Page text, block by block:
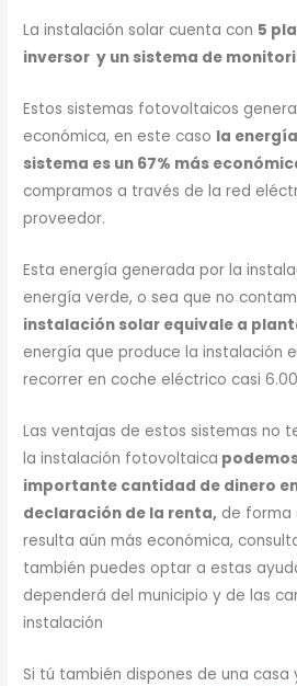
La instalación solar cuenta con 5
inversor y un sistema de
Estos sistemas fotovoltaicos
económica, en este caso la
sistema es un 67% más
compramos a través de la red
proveedor.
Esta energía generada por la
energía verde, o sea que no
instalación solar equivale a
energía que produce la instalación
recorrer en coche eléctrico casi
Las ventajas de estos sistemas no
la instalación fotovoltaica
importante cantidad de dinero
declaración de la renta, de forma
resulta aún más económica,
también puedes optar a estas
dependerá del municipio y de las
instalación
Si tú también dispones de una